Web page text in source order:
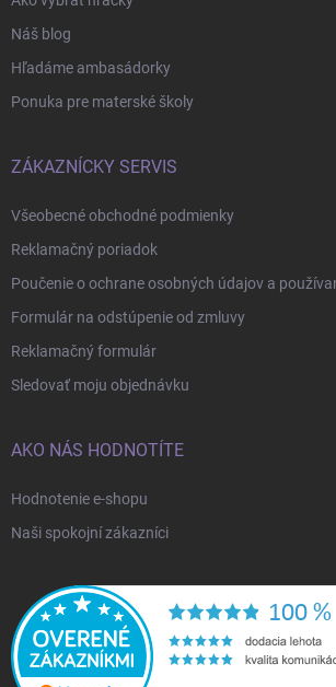
Náš blog
Hľadáme ambasádorky
Ponuka pre materské školy
ZÁKAZNÍCKY SERVIS
Všeobecné obchodné podmienky
Reklamačný poriadok
Poučenie o ochrane osobných údajov a
Formulár na odstúpenie od zmluvy
Reklamačný formulár
Sledovať moju objednávku
AKO NÁS HODNOTÍTE
Hodnotenie e-shopu
Naši spokojní zákazníci